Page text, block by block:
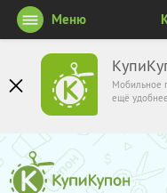
Мобильное
ещё удобнее
Меню